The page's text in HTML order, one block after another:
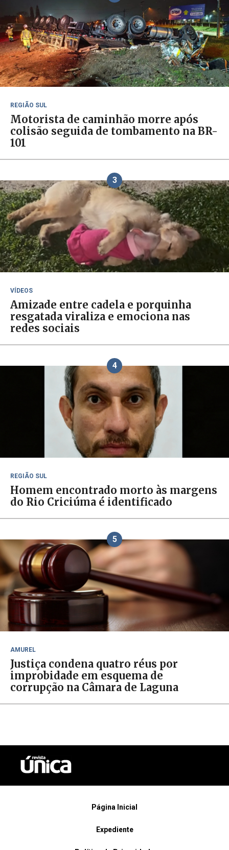
REGIÃO SUL
Motorista de caminhão morre após
colisão seguida de tombamento na BR-
101
3
VÍDEOS
Amizade entre cadela e porquinha
resgatada viraliza e emociona nas
redes sociais
4
REGIÃO SUL
Homem encontrado morto às margens
do Rio Criciúma é identificado
5
AMUREL
Justiça condena quatro réus por
improbidade em esquema de
corrupção na Câmara de Laguna
Página Inicial
Expediente